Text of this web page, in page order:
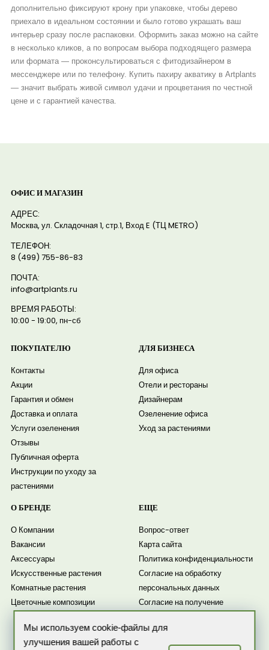
дополнительно фиксируют крону при упаковке, чтобы дерево
приехало в идеальном состоянии и было готово украшать ваш
интерьер сразу после распаковки. Оформить заказ можно на сайте
в несколько кликов, а по вопросам выбора подходящего размера
или формата — проконсультироваться с фитодизайнером в
мессенджере или по телефону. Купить пахиру акватику в Artplants
— значит выбрать живой символ удачи и процветания по честной
цене и с гарантией качества.
ОФИС И МАГАЗИН
АДРЕС:
Москва, ул. Складочная 1, стр.1, Вход E (ТЦ METRO)
ТЕЛЕФОН:
8 (499) 755-86-83
ПОЧТА:
info@artplants.ru
ВРЕМЯ РАБОТЫ:
10:00 - 19:00, пн-сб
ПОКУПАТЕЛЮ
Контакты
Акции
Гарантия и обмен
Доставка и оплата
Услуги озеленения
Отзывы
Публичная оферта
Инструкции по уходу за
растениями
ДЛЯ БИЗНЕСА
Для офиса
Отели и рестораны
Дизайнерам
Озеленение офиса
Уход за растениями
О БРЕНДЕ
О Компании
Вакансии
Аксессуары
Искусственные растения
Комнатные растения
Цветочные композиции
ЕЩЕ
Вопрос-ответ
Карта сайта
Политика конфиденциальности
Согласие на обработку
персональных данных
Согласие на получение
Новости
Мы используем cookie-файлы для
улучшения вашей работы с